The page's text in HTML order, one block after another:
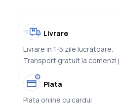
Livrare
Livrare in 1-5 zile lucratoare.
Transport gratuit la comenzi
Plata
Plata online cu cardul